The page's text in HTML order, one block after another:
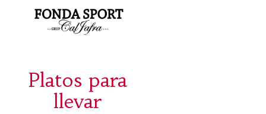
Platos para
llevar